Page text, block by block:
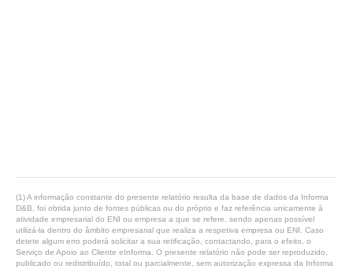
(1) A informação constante do presente relatório resulta da base de dados da Informa
D&B, foi obtida junto de fontes públicas ou do próprio e faz referência unicamente à
atividade empresarial do ENI ou empresa a que se refere, sendo apenas possível
utilizá-la dentro do âmbito empresarial que realiza a respetiva empresa ou ENI. Caso
detete algum erro poderá solicitar a sua retificação, contactando, para o efeito, o
Serviço de Apoio ao Cliente eInforma. O presente relatório não pode ser reproduzido,
publicado ou redistribuído, total ou parcialmente, sem autorização expressa da Informa